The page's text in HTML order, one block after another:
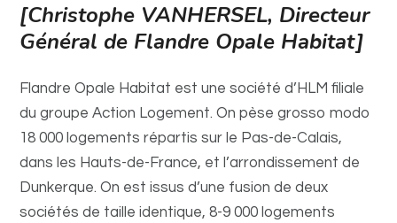
[Christophe VANHERSEL, Directeur
Général de Flandre Opale Habitat]
Flandre Opale Habitat est une société d’HLM filiale
du groupe Action Logement. On pèse grosso modo
18 000 logements répartis sur le Pas-de-Calais,
dans les Hauts-de-France, et l’arrondissement de
Dunkerque.On est issus d’une fusion de deux
sociétés de taille identique, 8-9 000 logements